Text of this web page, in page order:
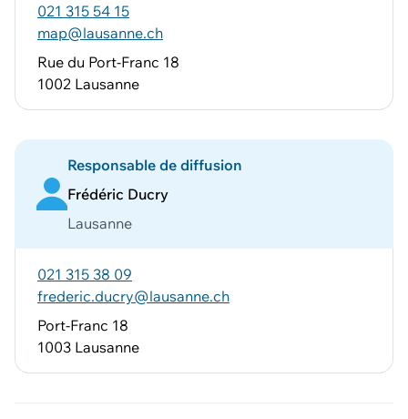
021 315 54 15
map@lausanne.ch
Rue du Port-Franc 18
1002 Lausanne
Responsable de diffusion
Frédéric Ducry
Lausanne
021 315 38 09
frederic.ducry@lausanne.ch
Port-Franc 18
1003 Lausanne